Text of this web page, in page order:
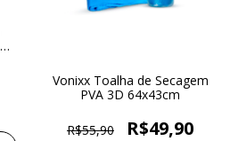
Vonixx Toalha de Secagem
PVA 3D 64x43cm
R$55,90 R$49,90